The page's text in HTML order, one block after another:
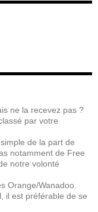
ne la recevez pas ?
par votre
de la part de
notamment de Free
notre volonté
Orange/Wanadoo.
il est préférable de se